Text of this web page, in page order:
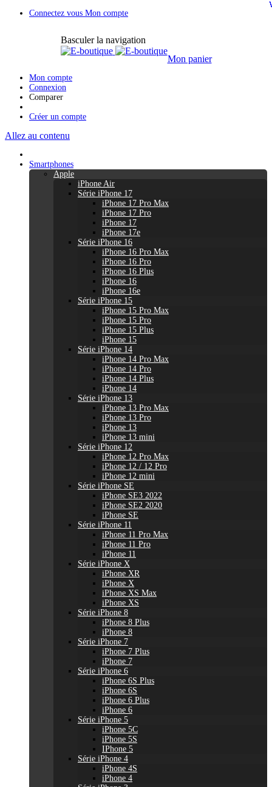
Connectez vous Mon compte
Basculer la navigation
Mon panier
Mon compte
Connexion
Comparer
Créer un compte
Allez au contenu
Smartphones
Apple
iPhone Air
Série iPhone 17
iPhone 17 Pro Max
iPhone 17 Pro
iPhone 17
iPhone 17e
Série iPhone 16
iPhone 16 Pro Max
iPhone 16 Pro
iPhone 16 Plus
iPhone 16
iPhone 16e
Série iPhone 15
iPhone 15 Pro Max
iPhone 15 Pro
iPhone 15 Plus
iPhone 15
Série iPhone 14
iPhone 14 Pro Max
iPhone 14 Pro
iPhone 14 Plus
iPhone 14
Série iPhone 13
iPhone 13 Pro Max
iPhone 13 Pro
iPhone 13
iPhone 13 mini
Série iPhone 12
iPhone 12 Pro Max
iPhone 12 / 12 Pro
iPhone 12 mini
Série iPhone SE
iPhone SE3 2022
iPhone SE2 2020
iPhone SE
Série iPhone 11
iPhone 11 Pro Max
iPhone 11 Pro
iPhone 11
Série iPhone X
iPhone XR
iPhone X
iPhone XS Max
iPhone XS
Série iPhone 8
iPhone 8 Plus
iPhone 8
Série iPhone 7
iPhone 7 Plus
iPhone 7
Série iPhone 6
iPhone 6S Plus
iPhone 6S
iPhone 6 Plus
iPhone 6
Série iPhone 5
iPhone 5C
iPhone 5S
IPhone 5
Série iPhone 4
iPhone 4S
iPhone 4